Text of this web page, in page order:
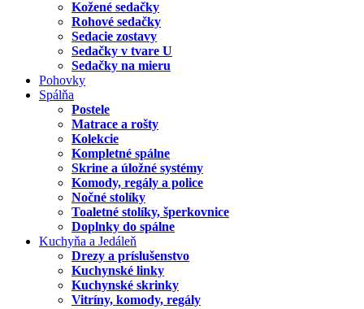
Kožené sedačky
Rohové sedačky
Sedacie zostavy
Sedačky v tvare U
Sedačky na mieru
Pohovky
Spálňa
Postele
Matrace a rošty
Kolekcie
Kompletné spálne
Skrine a úložné systémy
Komody, regály a police
Nočné stolíky
Toaletné stolíky, šperkovnice
Doplnky do spálne
Kuchyňa a Jedáleň
Drezy a príslušenstvo
Kuchynské linky
Kuchynské skrinky
Vitríny, komody, regály